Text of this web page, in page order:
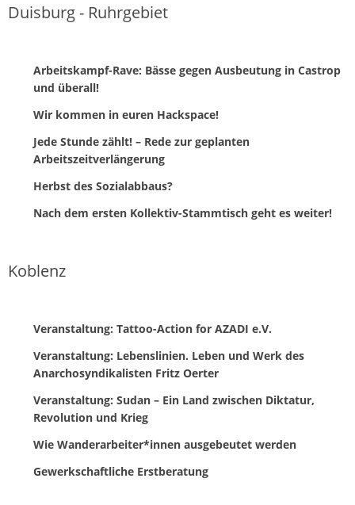
Duisburg - Ruhrgebiet
Arbeitskampf-Rave: Bässe gegen Ausbeutung in Castrop
und überall!
Wir kommen in euren Hackspace!
Jede Stunde zählt! – Rede zur geplanten
Arbeitszeitverlängerung
Herbst des Sozialabbaus?
Nach dem ersten Kollektiv-Stammtisch geht es weiter!
Koblenz
Veranstaltung: Tattoo-Action for AZADI e.V.
Veranstaltung: Lebenslinien. Leben und Werk des
Anarchosyndikalisten Fritz Oerter
Veranstaltung: Sudan – Ein Land zwischen Diktatur,
Revolution und Krieg
Wie Wanderarbeiter*innen ausgebeutet werden
Gewerkschaftliche Erstberatung